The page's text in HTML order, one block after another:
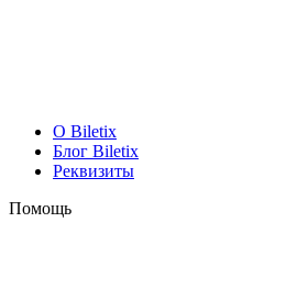
O Biletix
Блог Biletix
Реквизиты
Помощь